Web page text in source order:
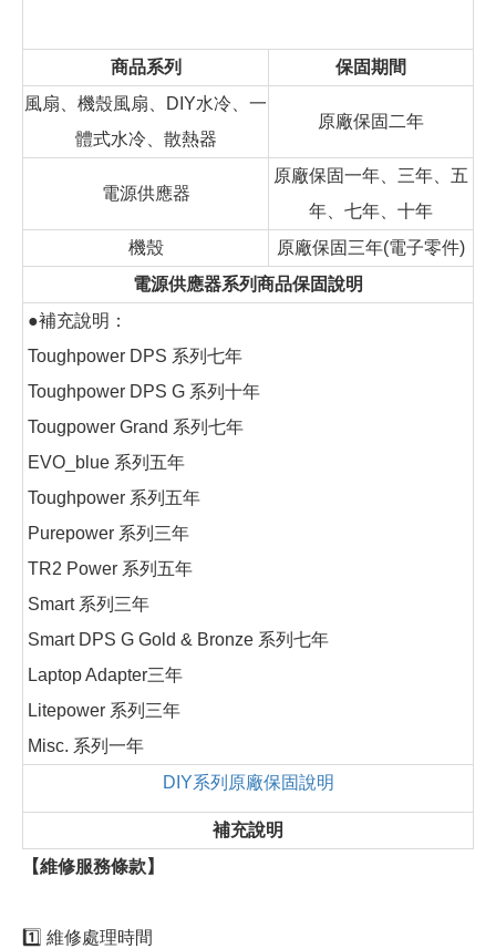
商品系列
保固期間
風扇、機殼風扇、DIY水冷、一
體式水冷、散熱器
原廠保固二年
電源供應器
原廠保固一年、三年、五
年、七年、十年
機殼
原廠保固三年(電子零件)
電源供應器系列商品保固說明
●補充說明：
Toughpower DPS 系列七年
Toughpower DPS G 系列十年
Tougpower Grand 系列七年
EVO_blue 系列五年
Toughpower 系列五年
Purepower 系列三年
TR2 Power 系列五年
Smart 系列三年
Smart DPS G Gold & Bronze 系列七年
Laptop Adapter三年
Litepower 系列三年
Misc. 系列一年
DIY系列原廠保固說明
補充說明
【維修服務條款】
1️⃣ 維修處理時間